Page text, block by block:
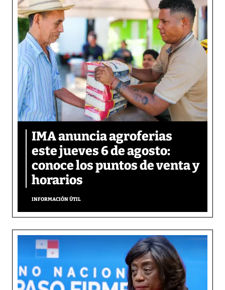
IMA anuncia agroferias
este jueves 6 de agosto:
conoce los puntos de venta y
horarios
INFORMACIÓN ÚTIL